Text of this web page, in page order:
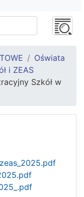
Oświata
i ZEAS
Szkół w